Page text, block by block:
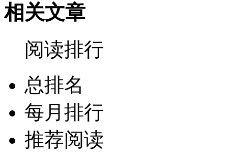
相关文章
阅读排行
总排名
每月排行
推荐阅读